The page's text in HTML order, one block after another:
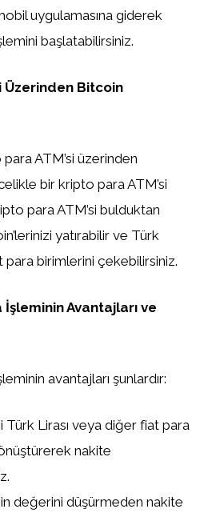
uygulamasına giderek
başlatabilirsiniz.
Üzerinden Bitcoin
ATM’si üzerinden
bir kripto para ATM’si
para ATM’si bulduktan
yatırabilir ve Türk
para birimlerini çekebilirsiniz.
Avantajları ve
avantajları şunlardır:
Türk Lirası veya diğer fiat para
nakite
değerini düşürmeden nakite